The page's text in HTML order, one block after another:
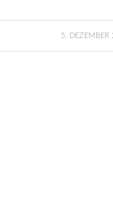
5. DEZEMBER